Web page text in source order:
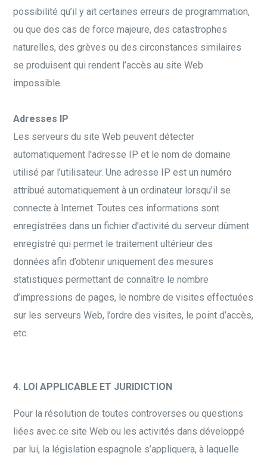
possibilité qu’il y ait certaines erreurs de programmation,
ou que des cas de force majeure, des catastrophes
naturelles, des grèves ou des circonstances similaires
se produisent qui rendent l’accès au site Web
impossible.
Adresses IP
Les serveurs du site Web peuvent détecter
automatiquement l’adresse IP et le nom de domaine
utilisé par l’utilisateur. Une adresse IP est un numéro
attribué automatiquement à un ordinateur lorsqu’il se
connecte à Internet. Toutes ces informations sont
enregistrées dans un fichier d’activité du serveur dûment
enregistré qui permet le traitement ultérieur des
données afin d’obtenir uniquement des mesures
statistiques permettant de connaître le nombre
d’impressions de pages, le nombre de visites effectuées
sur les serveurs Web, l’ordre des visites, le point d’accès,
etc.
4. LOI APPLICABLE ET JURIDICTION
Pour la résolution de toutes controverses ou questions
liées avec ce site Web ou les activités dans développé
par lui, la législation espagnole s’appliquera, à laquelle